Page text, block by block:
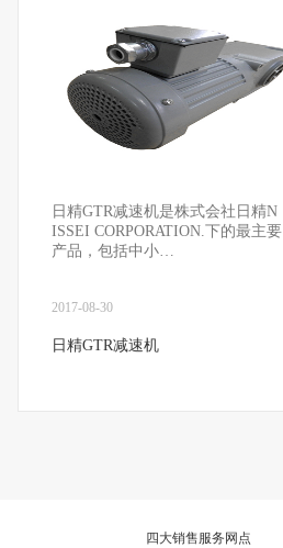
日精GTR减速机是株式会社日精N​
ISSEI CORPORATION.下的最主要
产品，包括中小…
2017-08-30
日精GTR减速机
四大销售服务网点